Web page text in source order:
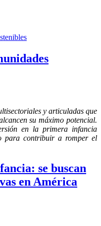
y articuladas que
su máximo potencial.
en la primera infancia
para contribuir a romper el
se buscan
en América